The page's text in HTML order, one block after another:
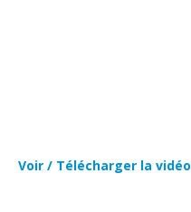
Voir / Télécharger la vidéo